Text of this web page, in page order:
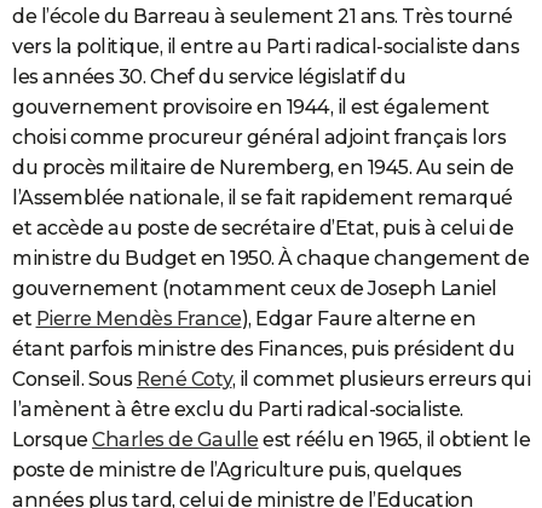
GUIDES D'ACHAT
BONS PLANS
CARTE DE VOEUX
Carte de Noël
Carte Bonne année
Carte Saint-Valentin
Carte Pâques
Carte d'anniversaire
DICTIONNAIRE
Dictionnaire
Biographies
Citations
Expressions
Proverbes
PROGRAMME TV
S'inscrire
Se connecter
Lycées
Collèges
Primaires
Universités
Entreprises
Service militaire
Avis de recherche
AVIS DE DÉCÈS
FORUM
Bricolage
Lifestyle
Culture
Sport
Auto
Television
Voyage
Cinema
de l’école du Barreau à seulement 21 ans. Très tourné
vers la politique, il entre au Parti radical-socialiste dans
les années 30. Chef du service législatif du
gouvernement provisoire en 1944, il est également
choisi comme procureur général adjoint français lors
du procès militaire de Nuremberg, en 1945. Au sein de
l’Assemblée nationale, il se fait rapidement remarqué
et accède au poste de secrétaire d’Etat, puis à celui de
ministre du Budget en 1950. À chaque changement de
gouvernement (notamment ceux de Joseph Laniel
et Pierre Mendès France), Edgar Faure alterne en
étant parfois ministre des Finances, puis président du
Conseil. Sous René Coty, il commet plusieurs erreurs qui
l’amènent à être exclu du Parti radical-socialiste.
Lorsque Charles de Gaulle est réélu en 1965, il obtient le
poste de ministre de l’Agriculture puis, quelques
années plus tard, celui de ministre de l’Education